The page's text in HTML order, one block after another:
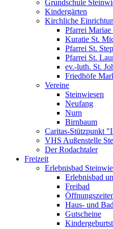
Grundschule
Kindergärten
Kirchliche
Pfarrei Mariae
Kuratie St.
Pfarrei St.
Pfarrei St.
ev.-luth. St.
Friedhöfe
Vereine
Steinwiesen
Neufang
Nurn
Birnbaum
Caritas-Stützpunkt
VHS Außenstelle
Der Rodachtaler
Freizeit
Erlebnisbad
Erlebnisbad
Freibad
Haus- und
Gutscheine